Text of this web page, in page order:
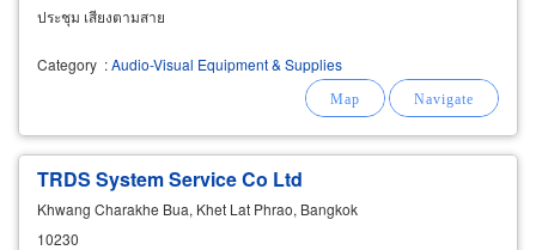
ประชุม เสียงตามสาย
Category :Audio-Visual Equipment & Supplies
TRDS System Service Co Ltd
Khwang Charakhe Bua, Khet Lat Phrao, Bangkok
10230